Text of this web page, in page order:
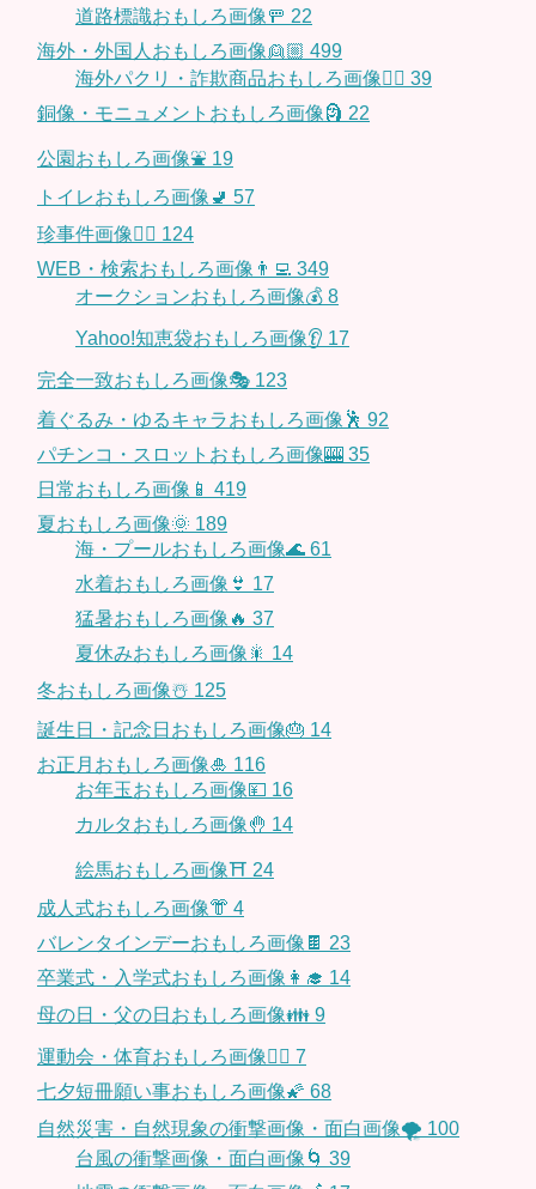
道路標識おもしろ画像🚥 22
海外・外国人おもしろ画像👱🏼 499
海外パクリ・詐欺商品おもしろ画像🙅‍♀️ 39
銅像・モニュメントおもしろ画像🗿 22
公園おもしろ画像⛲️ 19
トイレおもしろ画像🚽 57
珍事件画像👮‍♂️ 124
WEB・検索おもしろ画像👨‍💻 349
オークションおもしろ画像💰 8
Yahoo!知恵袋おもしろ画像👂 17
完全一致おもしろ画像🎭 123
着ぐるみ・ゆるキャラおもしろ画像🕺 92
パチンコ・スロットおもしろ画像🎰 35
日常おもしろ画像📱 419
夏おもしろ画像🌞 189
海・プールおもしろ画像🌊 61
水着おもしろ画像👙 17
猛暑おもしろ画像🔥 37
夏休みおもしろ画像🎇 14
冬おもしろ画像☃️ 125
誕生日・記念日おもしろ画像🎂 14
お正月おもしろ画像🎍 116
お年玉おもしろ画像💴 16
カルタおもしろ画像🤚 14
絵馬おもしろ画像⛩ 24
成人式おもしろ画像👘 4
バレンタインデーおもしろ画像🍫 23
卒業式・入学式おもしろ画像👩‍🎓 14
母の日・父の日おもしろ画像👪 9
運動会・体育おもしろ画像🤸‍♂️ 7
七夕短冊願い事おもしろ画像🌠 68
自然災害・自然現象の衝撃画像・面白画像🌪 100
台風の衝撃画像・面白画像🌀 39